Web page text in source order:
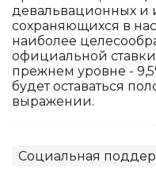
девальвационных
сохраняющихся в
наиболее
официальной
прежнем уровне -
будет оставаться
выражении.
Социальная